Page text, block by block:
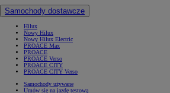
Samochody dostawcze
Hilux
Nowy Hilux
Nowy Hilux Electric
PROACE Max
PROACE
PROACE Verso
PROACE CITY
PROACE CITY Verso
Samochody używane
Umów się na jazdę testową